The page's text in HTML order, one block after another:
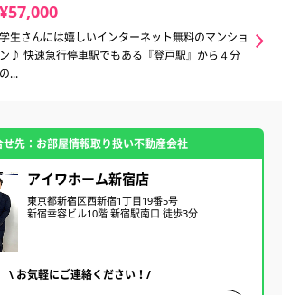
¥57,000
学生さんには嬉しいインターネット無料のマンショ
ン♪ 快速急行停車駅でもある『登戸駅』から４分
の...
せ先：お部屋情報取り扱い不動産会社
アイワホーム新宿店
東京都新宿区西新宿1丁目19番5号
新宿幸容ビル10階 新宿駅南口 徒歩3分
\ お気軽にご連絡ください！/